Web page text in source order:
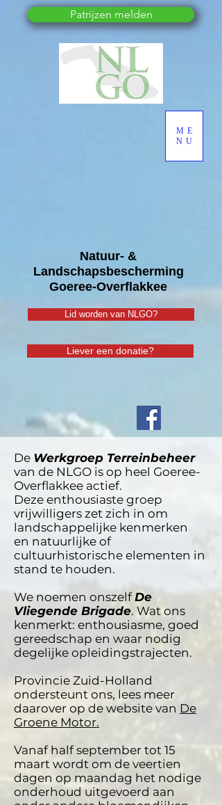
Natuur- &
Landschapsbescherming
Goeree-Overflakkee
ME
NU
Lid worden van NLGO?
Liever een donatie?
Patrijzen melden
De Werkgroep Terreinbeheer
van de NLGO is op heel Goeree-
Overflakkee actief.
Deze enthousiaste groep
vrijwilligers zet zich in om
landschappelijke kenmerken
en natuurlijke of
cultuurhistorische elementen in
stand te houden.
We noemen onszelfDe
Vliegende Brigade. Wat ons
kenmerkt: enthousiasme, goed
gereedschap en waar nodig
degelijke opleidingstrajecten.
Provincie Zuid-Holland
ondersteunt ons, lees meer
daarover op de website van De
Groene Motor.
Vanaf half september tot 15
maart wordt om de veertien
dagen op maandag het nodige
onderhoud uitgevoerd aan